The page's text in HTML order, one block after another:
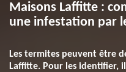
Maisons Laffitte :
une infestation par
Les termites peuvent être
Laffitte. Pour les identifier,